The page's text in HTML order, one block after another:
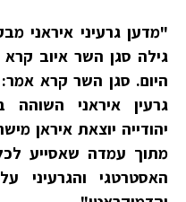
"מדען גרעיני איראני
גילה סגן השר איוב
היום. סגן השר קרא
גרעין איראני השוהה
יהודייה יוצאת איראן
מתוך עמדה שאסייע
האסטרטגי והגרעיני